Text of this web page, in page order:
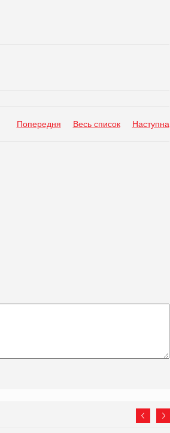
Попередня Весь список Наступна